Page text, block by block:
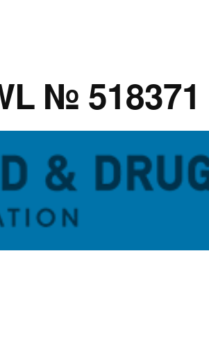
№ 518371